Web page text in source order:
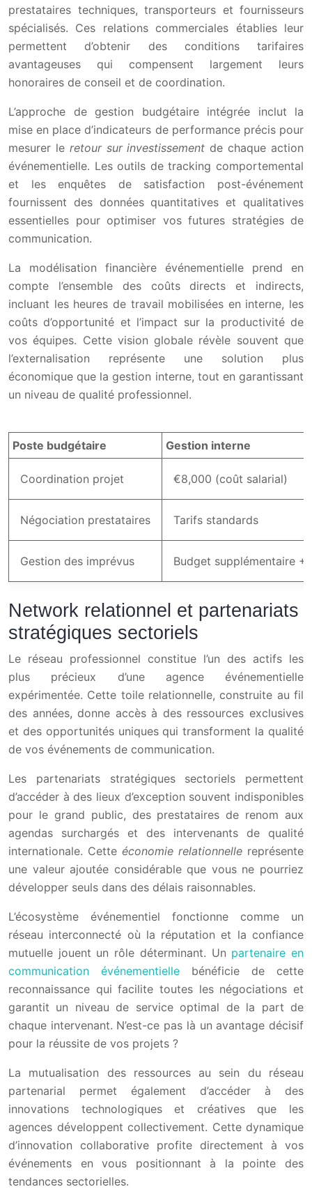
prestataires techniques, transporteurs et fournisseurs
spécialisés. Ces relations commerciales établies leur
permettent d’obtenir des conditions tarifaires
avantageuses qui compensent largement leurs
honoraires de conseil et de coordination.
L’approche de gestion budgétaire intégrée inclut la
mise en place d’indicateurs de performance précis pour
mesurer le retour sur investissement de chaque action
événementielle. Les outils de tracking comportemental
et les enquêtes de satisfaction post-événement
fournissent des données quantitatives et qualitatives
essentielles pour optimiser vos futures stratégies de
communication.
La modélisation financière événementielle prend en
compte l’ensemble des coûts directs et indirects,
incluant les heures de travail mobilisées en interne, les
coûts d’opportunité et l’impact sur la productivité de
vos équipes. Cette vision globale révèle souvent que
l’externalisation représente une solution plus
économique que la gestion interne, tout en garantissant
un niveau de qualité professionnel.
Poste budgétaire Gestion interne
Coordination projet €8,000 (coût salarial)
Négociation prestataires Tarifs standards
Gestion des imprévus Budget supplémentaire
Network relationnel et partenariats
stratégiques sectoriels
Le réseau professionnel constitue l’un des actifs les
plus précieux d’une agence événementielle
expérimentée. Cette toile relationnelle, construite au fil
des années, donne accès à des ressources exclusives
et des opportunités uniques qui transforment la qualité
de vos événements de communication.
Les partenariats stratégiques sectoriels permettent
d’accéder à des lieux d’exception souvent indisponibles
pour le grand public, des prestataires de renom aux
agendas surchargés et des intervenants de qualité
internationale. Cette économie relationnelle représente
une valeur ajoutée considérable que vous ne pourriez
développer seuls dans des délais raisonnables.
L’écosystème événementiel fonctionne comme un
réseau interconnecté où la réputation et la confiance
mutuelle jouent un rôle déterminant. Un partenaire en
communication événementielle bénéficie de cette
reconnaissance qui facilite toutes les négociations et
garantit un niveau de service optimal de la part de
chaque intervenant. N’est-ce pas là un avantage décisif
pour la réussite de vos projets ?
La mutualisation des ressources au sein du réseau
partenarial permet également d’accéder à des
innovations technologiques et créatives que les
agences développent collectivement. Cette dynamique
d’innovation collaborative profite directement à vos
événements en vous positionnant à la pointe des
tendances sectorielles.